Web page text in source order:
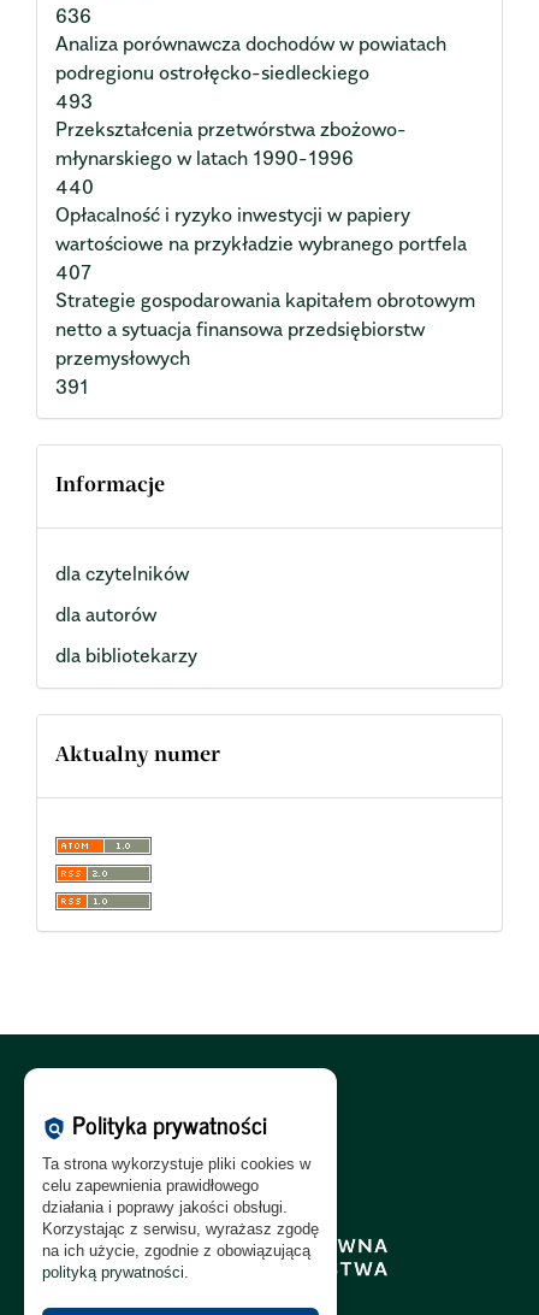
636
Analiza porównawcza dochodów w powiatach
podregionu ostrołęcko-siedleckiego
493
Przekształcenia przetwórstwa zbożowo-
młynarskiego w latach 1990-1996
440
Opłacalność i ryzyko inwestycji w papiery
wartościowe na przykładzie wybranego portfela
407
Strategie gospodarowania kapitałem obrotowym
netto a sytuacja finansowa przedsiębiorstw
przemysłowych
391
Informacje
dla czytelników
dla autorów
dla bibliotekarzy
Aktualny numer
Polityka Prywatności:PL
Polityka RODO:PL|EN
policy Polityka prywatności
Ta strona wykorzystuje pliki cookies w
celu zapewnienia prawidłowego
działania i poprawy jakości obsługi.
Korzystając z serwisu, wyrażasz zgodę
na ich użycie, zgodnie z obowiązującą
polityką prywatności